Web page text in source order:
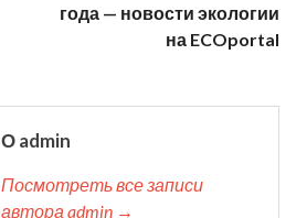
года — новости экологии
на ECOportal
О admin
Посмотреть все записи
автора admin →